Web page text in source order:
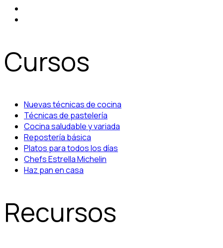
Cursos
Nuevas técnicas de cocina
Técnicas de pastelería
Cocina saludable y variada
Repostería básica
Platos para todos los días
Chefs Estrella Michelin
Haz pan en casa
Recursos